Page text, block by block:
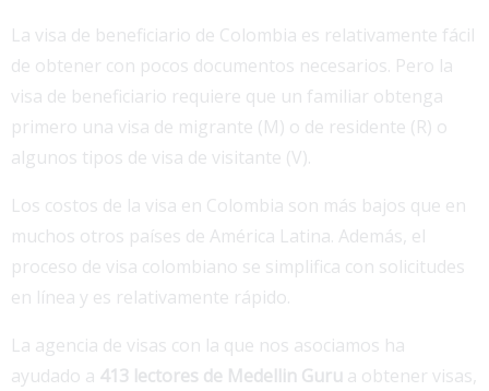
La visa de beneficiario de Colombia es relativamente fácil
de obtener con pocos documentos necesarios. Pero la
visa de beneficiario requiere que un familiar obtenga
primero una visa de migrante (M) o de residente (R) o
algunos tipos de visa de visitante (V).
Los costos de la visa en Colombia son más bajos que en
muchos otros países de América Latina. Además, el
proceso de visa colombiano se simplifica con solicitudes
en línea y es relativamente rápido.
La agencia de visas con la que nos asociamos ha
ayudado a 413 lectores de Medellin Guru a obtener visas,